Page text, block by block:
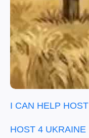
I CAN HELP HOST
HOST 4 UKRAINE